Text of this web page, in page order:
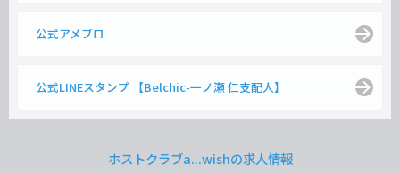
公式アメブロ
公式LINEスタンプ 【Belchic-一ノ瀬 仁支配人】
ホストクラブa...wishの求人情報